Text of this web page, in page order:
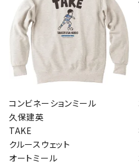
コンビネーションミール
久保建英
TAKE
クルースウェット
オートミール